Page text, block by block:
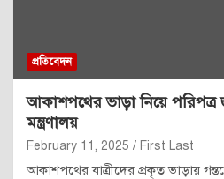
প্রতিবেদন
আকাশপথের ভাড়া নিয়ে পরিপত্র
মন্ত্রণালয়
February 11, 2025 First Last
আকাশপথের যাত্রীদের প্রকৃত ভাড়ায়